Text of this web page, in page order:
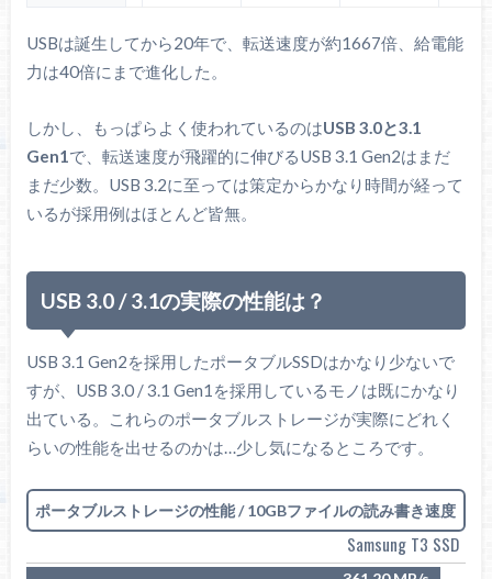
USBは誕生してから20年で、転送速度が約1667倍、給電能
力は40倍にまで進化した。
しかし、もっぱらよく使われているのはUSB 3.0と3.1
Gen1で、転送速度が飛躍的に伸びるUSB 3.1 Gen2はまだ
まだ少数。USB 3.2に至っては策定からかなり時間が経って
いるが採用例はほとんど皆無。
USB 3.0 / 3.1の実際の性能は？
USB 3.1 Gen2を採用したポータブルSSDはかなり少ないで
すが、USB 3.0 / 3.1 Gen1を採用しているモノは既にかなり
出ている。これらのポータブルストレージが実際にどれく
らいの性能を出せるのかは…少し気になるところです。
ポータブルストレージの性能 / 10GBファイルの読み書き速度
Samsung T3 SSD